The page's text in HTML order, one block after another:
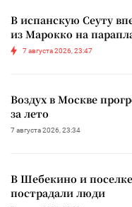
В испанскую Сеуту
из Марокко на
7 августа 2026, 23:47
Воздух в Москве
за лето
7 августа 2026, 23:34
В Шебекино и
пострадали люди